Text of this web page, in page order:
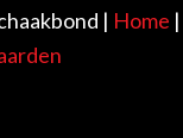
| Home |